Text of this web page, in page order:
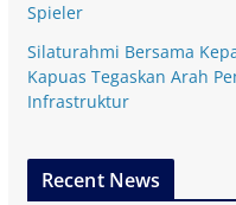
Spieler
Silaturahmi Bersama
Kapuas Tegaskan Arah
Infrastruktur
Recent News